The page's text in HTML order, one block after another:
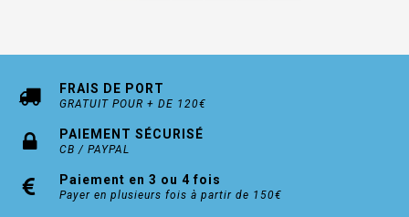
FRAIS DE PORT
GRATUIT POUR + DE 120€
PAIEMENT SÉCURISÉ
CB / PAYPAL
Paiement en 3 ou 4 fois
Payer en plusieurs fois à partir de 150€